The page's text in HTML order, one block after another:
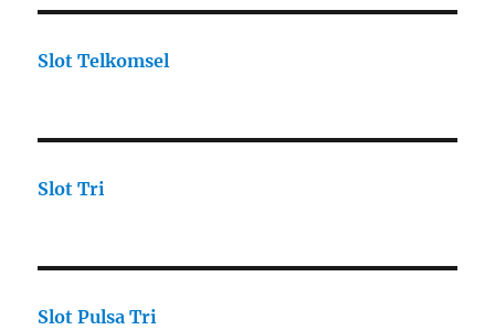
Slot Telkomsel
Slot Tri
Slot Pulsa Tri